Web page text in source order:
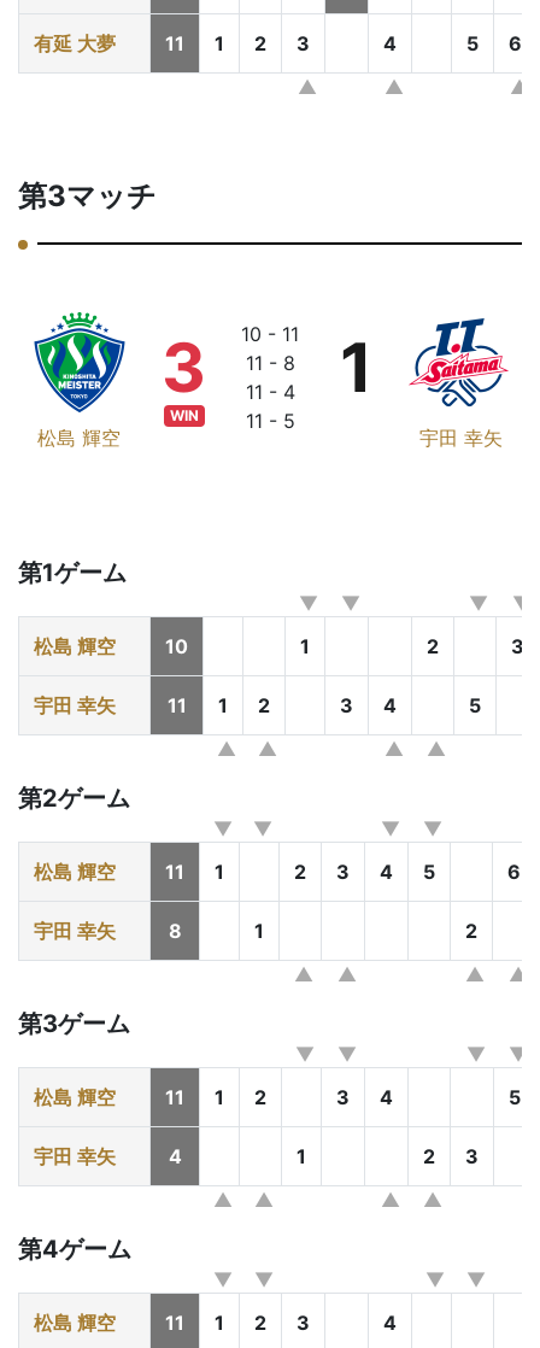
有延 大夢 11 1 2 3 4 5 6
第3マッチ
松島 輝空
3
WIN
10 - 11
11 - 8
11 - 4
11 - 5
宇田 幸矢
1
第1ゲーム
松島 輝空 10 1 2 3
宇田 幸矢 11 1 2 3 4 5
第2ゲーム
松島 輝空 11 1 2 3 4 5 6
宇田 幸矢 8 1 2
第3ゲーム
松島 輝空 11 1 2 3 4 5
宇田 幸矢 4 1 2 3
第4ゲーム
松島 輝空 11 1 2 3 4